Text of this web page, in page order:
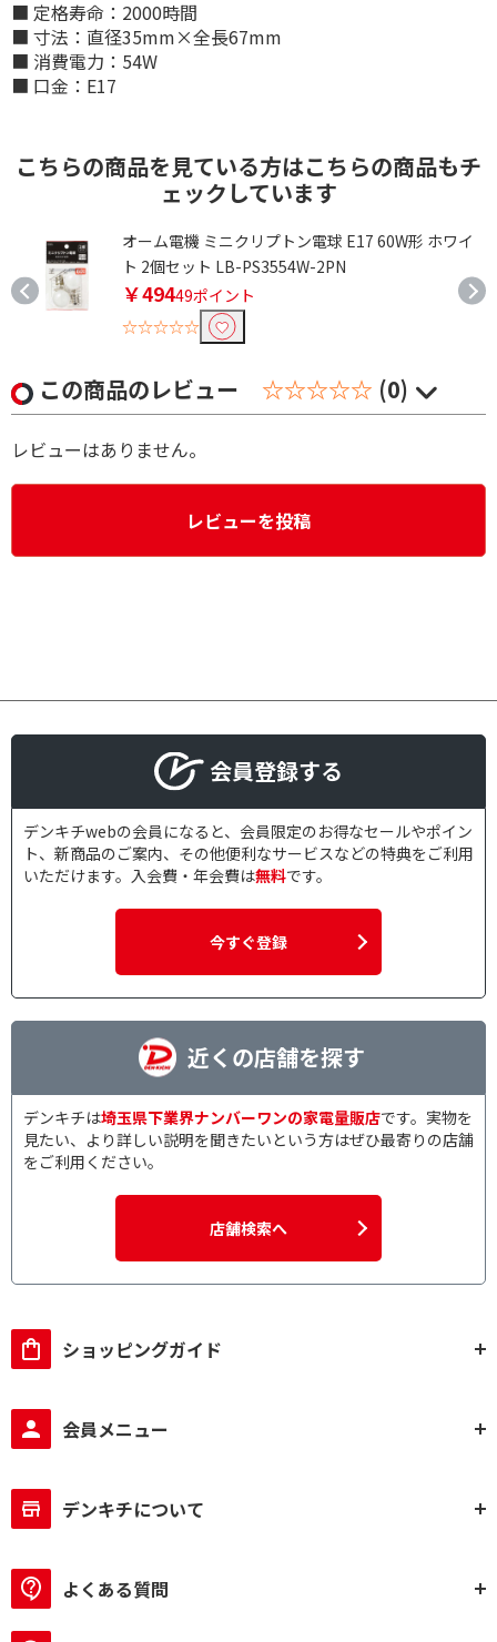
■ 定格寿命：2000時間
■ 寸法：直径35mm×全長67mm
■ 消費電力：54W
■ 口金：E17
こちらの商品を見ている方はこちらの商品もチ
ェックしています
オーム電機 ミニクリプトン電球 E17 60W形 ホワイ
ト 2個セット LB-PS3554W-2PN
￥49449ポイント
☆☆☆☆☆
この商品のレビュー ☆☆☆☆☆ (0)
レビューはありません。
レビューを投稿
会員登録する
デンキチwebの会員になると、会員限定のお得なセールやポイン
ト、新商品のご案内、その他便利なサービスなどの特典をご利用
いただけます。入会費・年会費は無料です。
今すぐ登録
近くの店舗を探す
デンキチは埼玉県下業界ナンバーワンの家電量販店です。実物を
見たい、より詳しい説明を聞きたいという方はぜひ最寄りの店舗
をご利用ください。
店舗検索へ
ショッピングガイド
会員メニュー
デンキチについて
よくある質問